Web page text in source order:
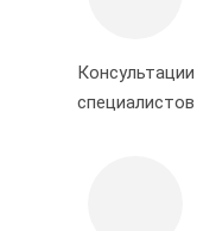
Консультации
специалистов